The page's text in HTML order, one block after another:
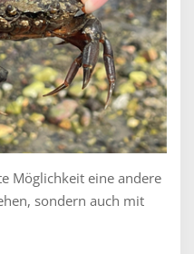
Möglichkeit eine andere
sondern auch mit